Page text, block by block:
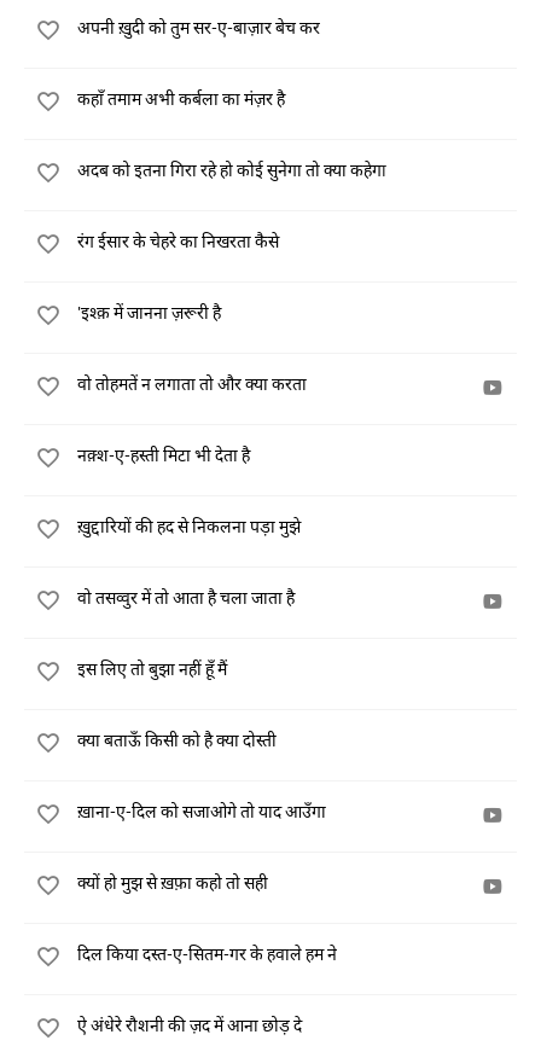
अपनी ख़ुदी को तुम सर-ए-बाज़ार बेच कर
कहाँ तमाम अभी कर्बला का मंज़र है
अदब को इतना गिरा रहे हो कोई सुनेगा तो क्या कहेगा
रंग ईसार के चेहरे का निखरता कैसे
'इश्क़ में जानना ज़रूरी है
वो तोहमतें न लगाता तो और क्या करता
नक़्श-ए-हस्ती मिटा भी देता है
ख़ुद्दारियों की हद से निकलना पड़ा मुझे
वो तसव्वुर में तो आता है चला जाता है
इस लिए तो बुझा नहीं हूँ मैं
क्या बताऊँ किसी को है क्या दोस्ती
ख़ाना-ए-दिल को सजाओगे तो याद आउँगा
क्यों हो मुझ से ख़फ़ा कहो तो सही
दिल किया दस्त-ए-सितम-गर के हवाले हम ने
ऐ अंधेरे रौशनी की ज़द में आना छोड़ दे